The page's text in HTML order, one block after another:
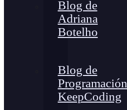
Blog de
Adriana
Botelho
Blog de
Programación
KeepCoding